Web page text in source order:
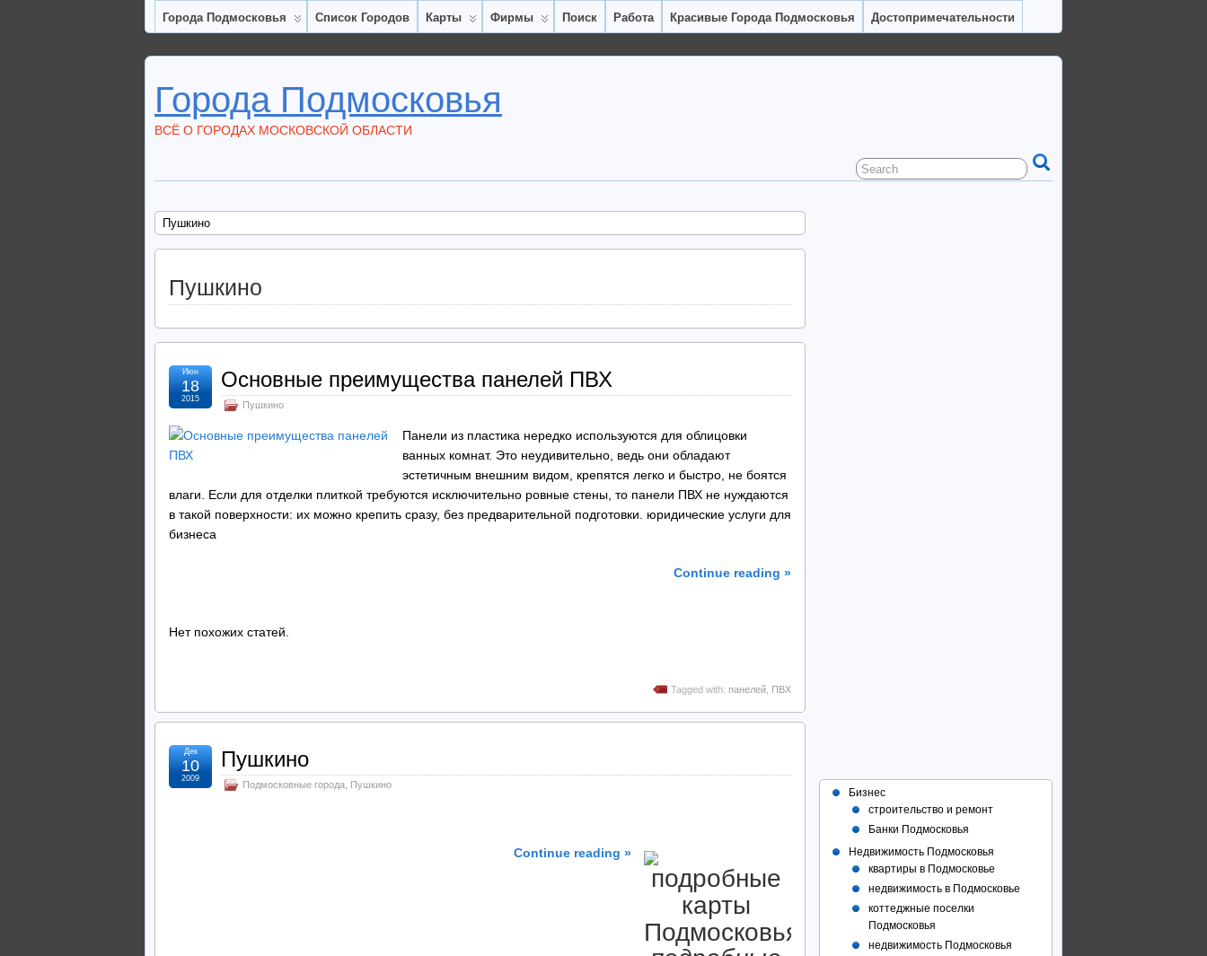
Города Подмосковья Список Городов Карты Фирмы Поиск Работа Красивые Города Подмосковья Достопримечательности
Города Подмосковья
ВСЁ О ГОРОДАХ МОСКОВСКОЙ ОБЛАСТИ
Пушкино
Пушкино
Основные преимущества панелей ПВХ
Пушкино
Июн
18
2015
Панели из пластика нередко используются для облицовки
ванных комнат. Это неудивительно, ведь они обладают
эстетичным внешним видом, крепятся легко и быстро, не боятся
влаги. Если для отделки плиткой требуются исключительно ровные стены, то панели ПВХ не нуждаются
в такой поверхности: их можно крепить сразу, без предварительной подготовки. юридические услуги для
бизнеса
Continue reading »
Нет похожих статей.
Tagged with: панелей ПВХ
Пушкино
Подмосковные города Пушкино
Дек
10
2009
Continue reading »
Бизнес
строительство и ремонт
Банки Подмосковья
Недвижимость Подмосковья
квартиры в Подмосковье
недвижимость в Подмосковье
коттеджные поселки
Подмосковья
недвижимость Подмосковья